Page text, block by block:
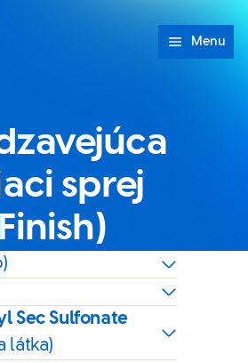
Menu
sprej
Sec Sulfonate
látka)